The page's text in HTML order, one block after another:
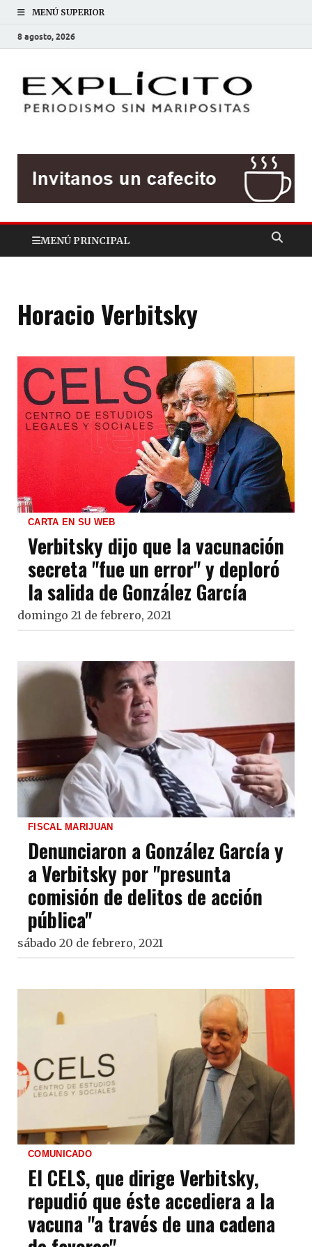
MENÚ SUPERIOR
8 agosto, 2026
MENÚ PRINCIPAL
Horacio Verbitsky
CARTA EN SU WEB
Verbitsky dijo que la vacunación
secreta "fue un error" y deploró
la salida de González García
domingo 21 de febrero, 2021
FISCAL MARIJUAN
Denunciaron a González García y
a Verbitsky por "presunta
comisión de delitos de acción
pública"
sábado 20 de febrero, 2021
COMUNICADO
El CELS, que dirige Verbitsky,
repudió que éste accediera a la
vacuna "a través de una cadena